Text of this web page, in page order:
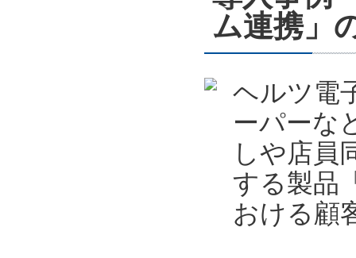
ム連携」
ヘルツ電
ーパーな
しや店員
する製品
おける顧